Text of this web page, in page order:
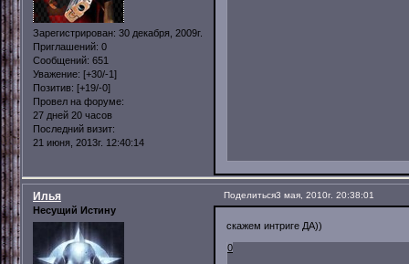
Зарегистрирован: 30 декабря, 2009г.
Приглашений: 0
Сообщений: 651
Уважение: [+30/-1]
Позитив: [+19/-0]
Провел на форуме:
27 дней 20 часов
Последний визит:
21 июня, 2013г. 12:40:14
Поделиться3 мая, 2010г. 20:38:01
Илья
Несущий Истину
скажем интриге ДА))
0